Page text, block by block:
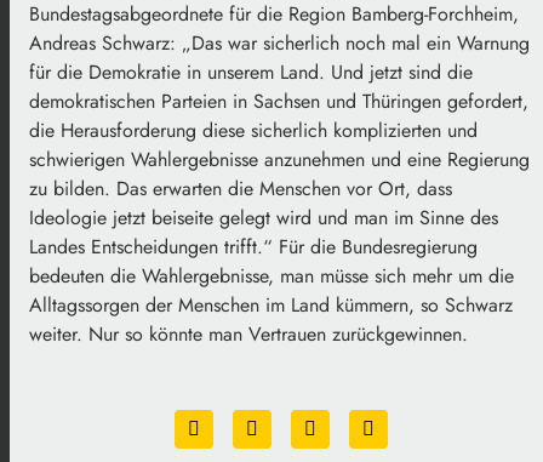
Bundestagsabgeordnete für die Region Bamberg-Forchheim,
Andreas Schwarz: „Das war sicherlich noch mal ein Warnung
für die Demokratie in unserem Land. Und jetzt sind die
demokratischen Parteien in Sachsen und Thüringen gefordert,
die Herausforderung diese sicherlich komplizierten und
schwierigen Wahlergebnisse anzunehmen und eine Regierung
zu bilden. Das erwarten die Menschen vor Ort, dass
Ideologie jetzt beiseite gelegt wird und man im Sinne des
Landes Entscheidungen trifft.“ Für die Bundesregierung
bedeuten die Wahlergebnisse, man müsse sich mehr um die
Alltagssorgen der Menschen im Land kümmern, so Schwarz
weiter. Nur so könnte man Vertrauen zurückgewinnen.